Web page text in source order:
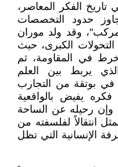
تاريخ الفكر المعاصر،
حدود التخصصات
وقد ولد موران
من التحولات الكبرى، حيث
في المقاومة، ثم
يربط بين العلم
في بوتقة من التجارب
فكره يفيض بالواقعية
وإن رحيله عن الساحة
انتقالاً لفلسفته من
الإنسانية التي تظل